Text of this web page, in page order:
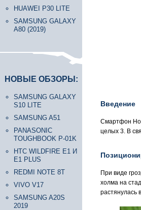
HUAWEI P30 LITE
SAMSUNG GALAXY
A80 (2019)
НОВЫЕ ОБЗОРЫ:
SAMSUNG GALAXY
S10 LITE
SAMSUNG A51
PANASONIC
TOUGHBOOK P-01K
HTC WILDFIRE E1 И
E1 PLUS
REDMI NOTE 8T
VIVO V17
SAMSUNG A20S
2019
Введение
Смартфон
целых 3. В
При виде
холма на
растянулась